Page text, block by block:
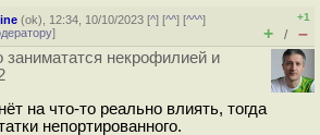
(ok), 12:34, 10/10/2023 [^] [^^] [^^^]
]
+1
+ / –
занимататся некрофилией и
на что-то реально влиять, тогда
непортированного.